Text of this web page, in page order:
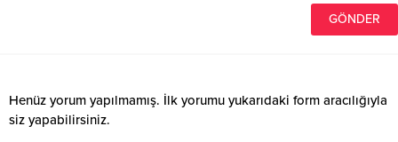
Henüz yorum yapılmamış. İlk yorumu yukarıdaki form aracılığıyla
siz yapabilirsiniz.